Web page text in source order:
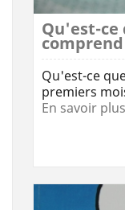
Qu'est-
Qu'est-ce
premiers
En savoir plus